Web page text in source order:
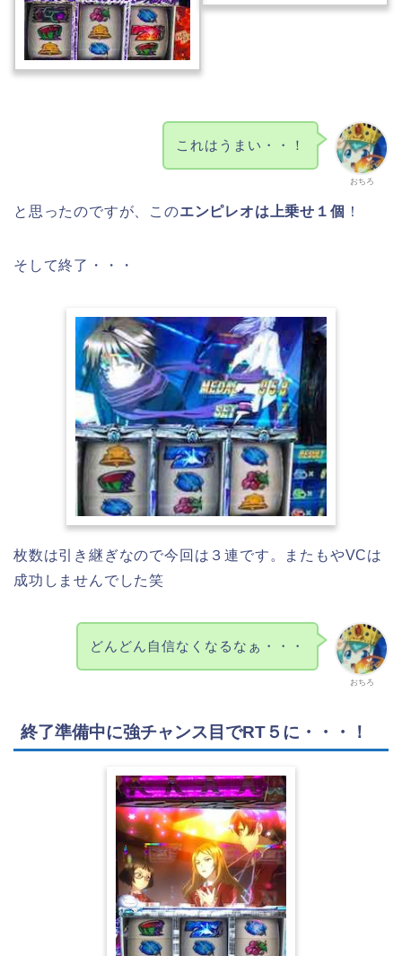
おちろ
これはうまい・・！
と思ったのですが、このエンピレオは上乗せ１個 ！
そして終了・・・
枚数は引き継ぎなので今回は３連です。またもやVCは
成功しませんでした笑
おちろ
どんどん自信なくなるなぁ・・・
終了準備中に強チャンス目でRT５に・・・！